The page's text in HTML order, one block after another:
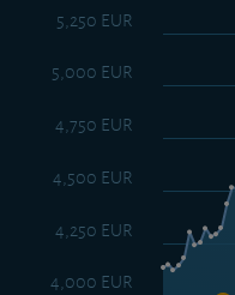
4,000 EUR
4,250 EUR
4,500 EUR
4,750 EUR
5,000 EUR
5,250 EUR